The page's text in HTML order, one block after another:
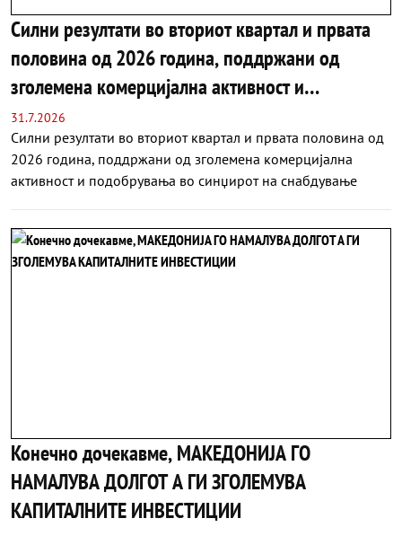
Силни резултати во вториот квартал и првата
половина од 2026 година, поддржани од
зголемена комерцијална активност и
подобрувања во синџирот на снабдување
31.7.2026
Силни резултати во вториот квартал и првата половина од
2026 година, поддржани од зголемена комерцијална
активност и подобрувања во синџирот на снабдување
Конечно дочекавме, МАКЕДОНИЈА ГО
НАМАЛУВА ДОЛГОТ А ГИ ЗГОЛЕМУВА
КАПИТАЛНИТЕ ИНВЕСТИЦИИ